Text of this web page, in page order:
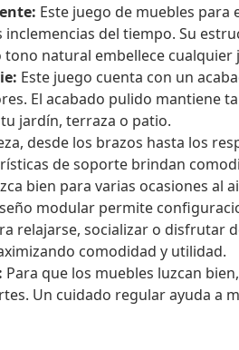
Este juego de muebles para
del tiempo. Su
natural embellece cualquier
Este juego cuenta con un
El acabado pulido mantiene
jardín, terraza o patio.
desde los brazos hasta los
de soporte brindan
bien para varias ocasiones al
modular permite
relajarse, socializar o disfrutar
comodidad y utilidad.
Para que los muebles luzcan
Un cuidado regular ayuda a